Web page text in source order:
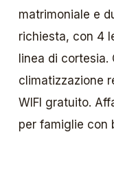
matrimoniale e
richiesta, con 4
linea di cortesia.
climatizzazione
WIFI gratuito.
per famiglie con